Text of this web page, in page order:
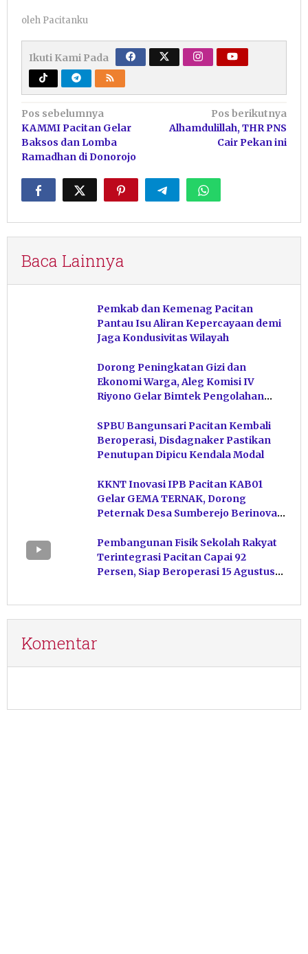
oleh Pacitanku
Ikuti Kami Pada
Navigasi
pos
Pos sebelumnya
KAMMI Pacitan Gelar
Baksos dan Lomba
Ramadhan di Donorojo
Pos berikutnya
Alhamdulillah, THR PNS
Cair Pekan ini
Baca Lainnya
Pemkab dan Kemenag Pacitan
Pantau Isu Aliran Kepercayaan demi
Jaga Kondusivitas Wilayah
Dorong Peningkatan Gizi dan
Ekonomi Warga, Aleg Komisi IV
Riyono Gelar Bimtek Pengolahan
SPBU Bangunsari Pacitan Kembali
Beroperasi, Disdagnaker Pastikan
Penutupan Dipicu Kendala Modal
KKNT Inovasi IPB Pacitan KAB01
Gelar GEMA TERNAK, Dorong
Peternak Desa Sumberejo Berinovasi
Pembangunan Fisik Sekolah Rakyat
Terintegrasi Pacitan Capai 92
Persen, Siap Beroperasi 15 Agustus
Komentar